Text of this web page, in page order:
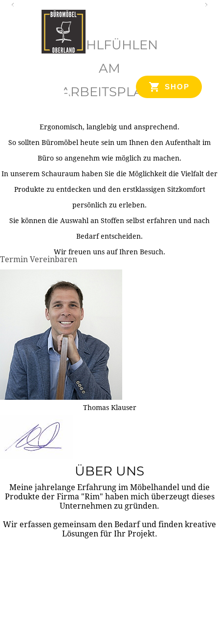
SHOP
WOHLFÜHLEN
AM
ARBEITSPLATZ
Ergonomisch, langlebig und ansprechend.
So sollten Büromöbel heute sein um Ihnen den Aufenthalt im
Büro so angenehm wie möglich zu machen.
In unserem Schauraum haben Sie die Möglichkeit die Vielfalt der
Produkte zu entdecken und den erstklassigen Sitzkomfort
persönlich zu erleben.
Sie können die Auswahl an Stoffen selbst erfahren und nach
Bedarf entscheiden.
Wir freuen uns auf Ihren Besuch.
Termin Vereinbaren
Thomas Klauser
ÜBER UNS
Meine jahrelange Erfahrung im Möbelhandel und die
Produkte der Firma "Rim" haben mich überzeugt dieses
Unternehmen zu gründen.
Wir erfassen gemeinsam den Bedarf und finden kreative
Lösungen für Ihr Projekt.